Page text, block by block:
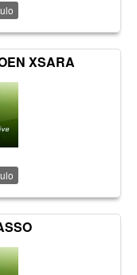
XSARA